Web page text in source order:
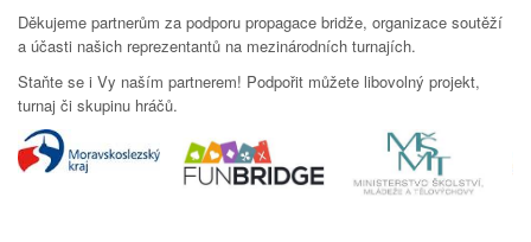
Děkujeme partnerům za podporu propagace bridže, organizace soutěží
a účasti našich reprezentantů na mezinárodních turnajích.
Staňte se i Vy naším partnerem! Podpořit můžete libovolný projekt,
turnaj či skupinu hráčů.